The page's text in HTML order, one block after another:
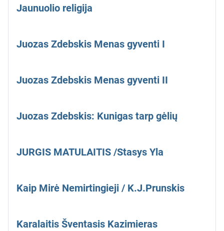
Jaunuolio religija
Juozas Zdebskis Menas gyventi I
Juozas Zdebskis Menas gyventi II
Juozas Zdebskis: Kunigas tarp gėlių
JURGIS MATULAITIS /Stasys Yla
Kaip Mirė Nemirtingieji / K.J.Prunskis
Karalaitis Šventasis Kazimieras